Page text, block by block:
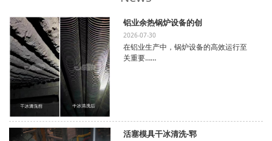
铝业余热锅炉设备的创
2026-07-30
在铝业生产中，锅炉设备的高效运行至
关重要……
活塞模具干冰清洗-郓